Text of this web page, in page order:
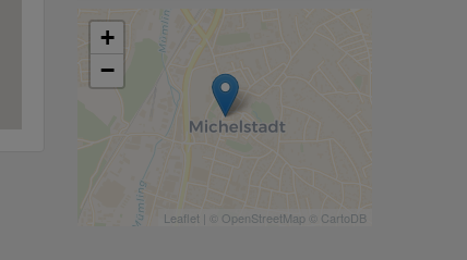
+
−
Leaflet | © OpenStreetMap © CartoDB